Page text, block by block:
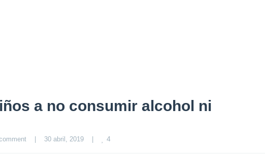
a no consumir alcohol ni
30 abril, 2019 4